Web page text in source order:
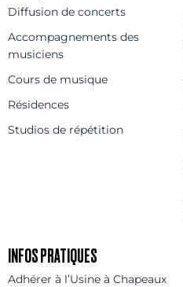
Diffusion de concerts
Accompagnements des
musiciens
Cours de musique
Résidences
Studios de répétition
INFOS PRATIQUES
Adhérer à l’Usine à Chapeaux